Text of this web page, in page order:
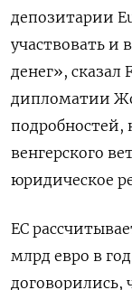
депозитарии
участвовать и
денег», сказал
дипломатии
подробностей,
венгерского
юридическое
ЕС
млрд евро в
договорились,